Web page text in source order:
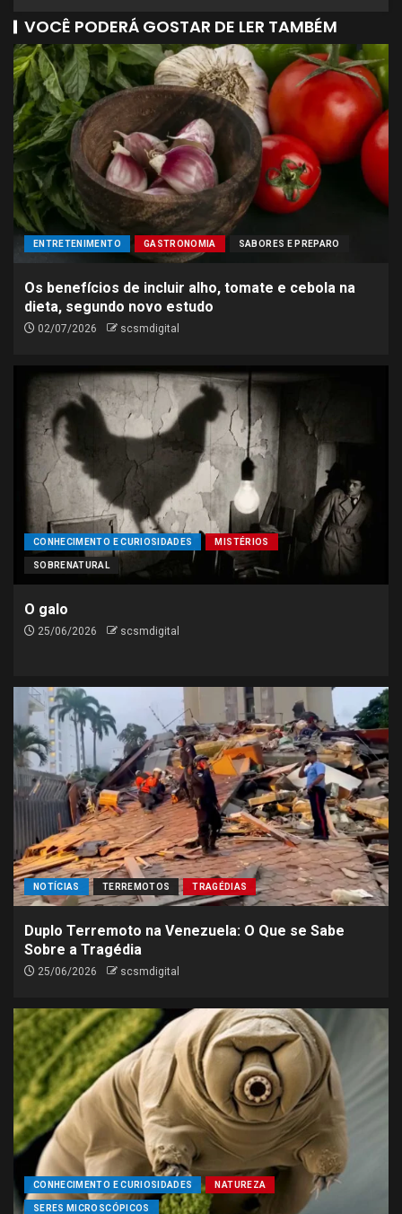
VOCÊ PODERÁ GOSTAR DE LER TAMBÉM
ENTRETENIMENTO GASTRONOMIA SABORES E PREPARO
Os benefícios de incluir alho, tomate e cebola na
dieta, segundo novo estudo
02/07/2026 scsmdigital
CONHECIMENTO E CURIOSIDADES MISTÉRIOS
SOBRENATURAL
O galo
25/06/2026 scsmdigital
NOTÍCIAS TERREMOTOS TRAGÉDIAS
Duplo Terremoto na Venezuela: O Que se Sabe
Sobre a Tragédia
25/06/2026 scsmdigital
CONHECIMENTO E CURIOSIDADES NATUREZA
SERES MICROSCÓPICOS